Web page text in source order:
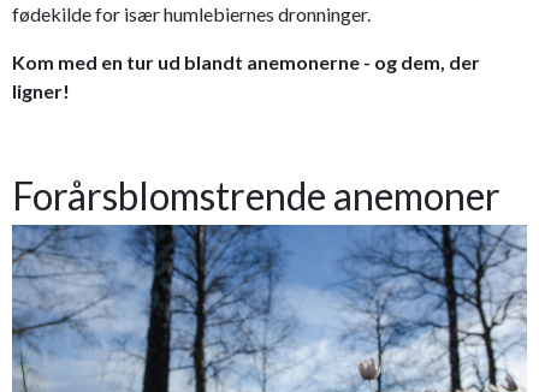
fødekilde for især humlebiernes dronninger.
Kom med en tur ud blandt anemonerne - og dem, der
ligner!
Forårsblomstrende anemoner